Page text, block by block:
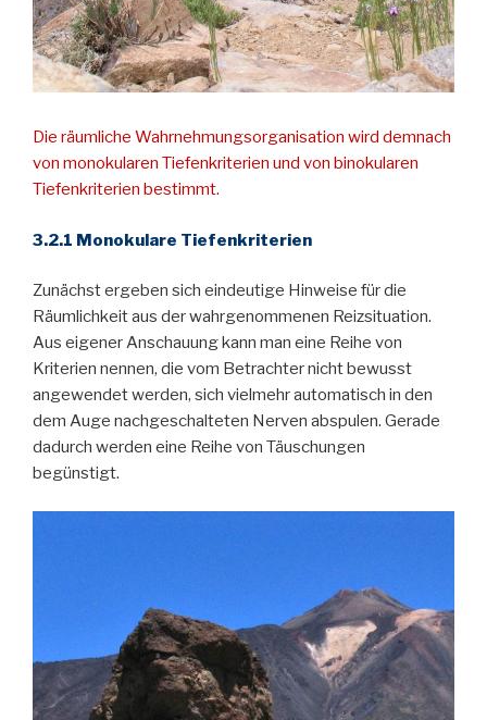
Die räumliche Wahrnehmungsorganisation wird demnach
von monokularen Tiefenkriterien und von binokularen
Tiefenkriterien bestimmt.
3.2.1 Monokulare Tiefenkriterien
Zunächst ergeben sich eindeutige Hinweise für die
Räumlichkeit aus der wahrgenommenen Reizsituation.
Aus eigener Anschauung kann man eine Reihe von
Kriterien nennen, die vom Betrachter nicht bewusst
angewendet werden, sich vielmehr automatisch in den
dem Auge nachgeschalteten Nerven abspulen. Gerade
dadurch werden eine Reihe von Täuschungen
begünstigt.